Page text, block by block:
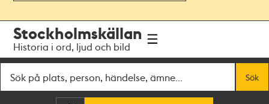
navigationen
huvudinnehållet
Stockholmskällan
Historia i ord, ljud och bild
Sök